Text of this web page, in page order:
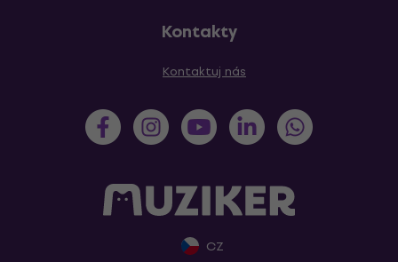
Kontakty
Kontaktuj nás
CZ